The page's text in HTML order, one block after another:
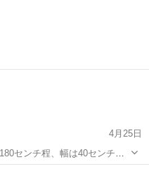
4月25日
センチ程、幅は40センチ